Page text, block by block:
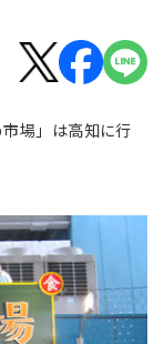
場」は高知に行